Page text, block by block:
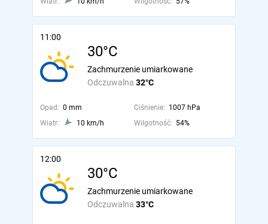
11:00
30°C
Odczuwalna 32°C
Zachmurzenie umiarkowane
Opad: 0 mm Ciśnienie: 1007 hPa
Wiatr:
10 km/h Wilgotność: 54%
12:00
30°C
Odczuwalna 33°C
Zachmurzenie umiarkowane